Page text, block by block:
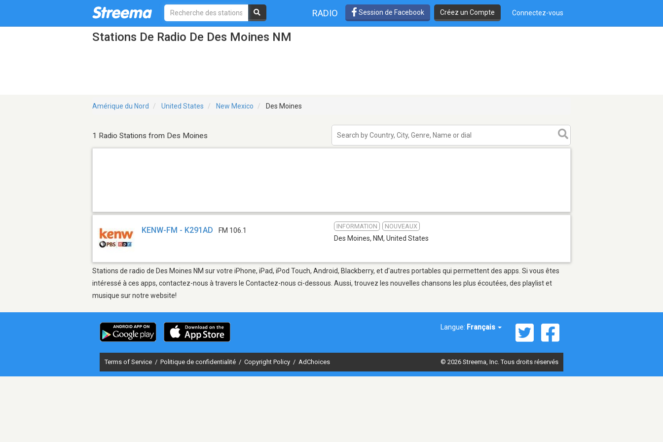
RADIO Session de Facebook Créez un Compte Connectez-vous
Stations De Radio De Des Moines NM
Amérique du Nord United States New Mexico Des Moines
1 Radio Stations from Des Moines
KENW-FM - K291AD FM 106.1
INFORMATION NOUVEAUX
Des Moines, NM, United States
Stations de radio de Des Moines NM sur votre iPhone, iPad, iPod Touch, Android, Blackberry, et d'autres portables qui permettent des apps. Si vous êtes
intéressé à ces apps, contactez-nous à travers le Contactez-nous ci-dessous. Aussi, trouvez les nouvelles chansons les plus écoutées, des playlist et
musique sur notre website!
Langue: Français
Terms of Service / Politique de confidentialité / Copyright Policy / AdChoices © 2026 Streema, Inc. Tous droits réservés